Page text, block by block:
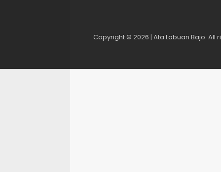
Copyright © 2026 | Ata Labuan Bajo. All